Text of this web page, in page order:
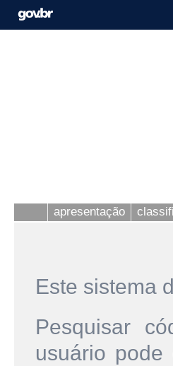
apresentação
Este sistema
Pesquisar
usuário